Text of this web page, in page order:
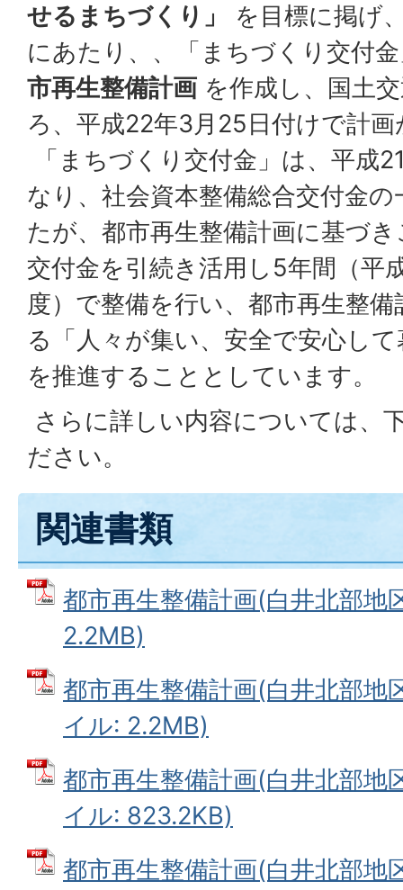
せるまちづくり」
を目標に掲げ
にあたり、、「まちづくり交付
市再生整備計画 を作成し、国土
ろ、平成22年3月25日付けで計
「まちづくり交付金」は、平成
なり、社会資本整備総合交付金
たが、都市再生整備計画に基づ
交付金を引続き活用し5年間（平
度）で整備を行い、都市再生整
る「人々が集い、安全で安心し
を推進することとしています。
さらに詳しい内容については、
ださい。
関連書類
都市再生整備計画(白井北部地
2.2MB)
都市再生整備計画(白井北部地
イル: 2.2MB)
都市再生整備計画(白井北部地
イル: 823.2KB)
都市再生整備計画(白井北部地